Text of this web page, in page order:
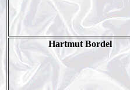
Hartmut Bordel